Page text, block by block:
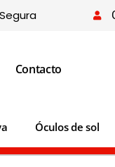
Contacto
Óculos de sol